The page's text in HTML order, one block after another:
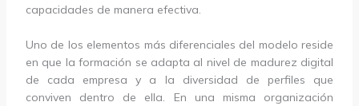
capacidades de manera efectiva.
Uno de los elementos más diferenciales del modelo reside
en que la formación se adapta al nivel de madurez digital
de cada empresa y a la diversidad de perfiles que
conviven dentro de ella. En una misma organización